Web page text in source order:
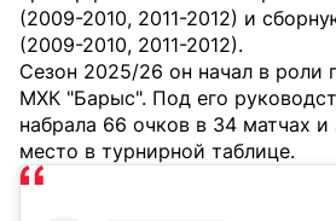
(2009-2010, 2011-2012) и
(2009-2010, 2011-2012).
Сезон 2025/26 он начал в роли
МХК "Барыс". Под его
набрала 66 очков в 34 матчах
место в турнирной таблице.